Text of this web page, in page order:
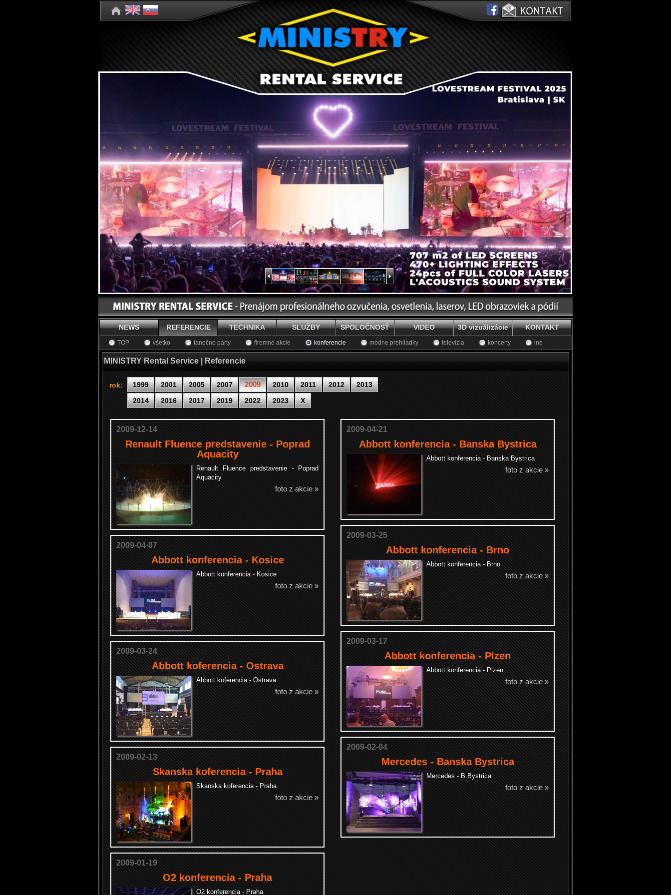
NEWS REFERENCIE TECHNIKA SLUŽBY SPOLOČNOSŤ VIDEO 3D vizuálizácie KONTAKT
TOP všetko tanečné párty firemné akcie konferencie módne prehliadky televízia koncerty iné
MINISTRY Rental Service | Referencie
rok: 1999 2001 2005 2007 2009 2010 2011 2012
2013
2014
2016 2017 2019 2022 2023 X
2009-12-14
Renault Fluence predstavenie - Poprad
Aquacity
Renault Fluence predstavenie - Poprad
Aquacity
foto z akcie »
2009-04-07
Abbott konferencia - Kosice
Abbott konferencia - Kosice
foto z akcie »
2009-03-24
Abbott koferencia - Ostrava
Abbott koferencia - Ostrava
foto z akcie »
2009-02-13
Skanska koferencia - Praha
Skanska koferencia - Praha
foto z akcie »
2009-01-19
O2 konferencia - Praha
O2 konferencia - Praha
2009-04-21
Abbott konferencia - Banska Bystrica
Abbott konferencia - Banska Bystrica
foto z akcie »
2009-03-25
Abbott konferencia - Brno
Abbott konferencia - Brno
foto z akcie »
2009-03-17
Abbott konferencia - Plzen
Abbott konferencia - Plzen
foto z akcie »
2009-02-04
Mercedes - Banska Bystrica
Mercedes - B.Bystrica
foto z akcie »